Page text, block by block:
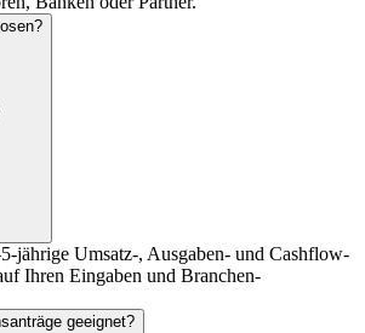
jährige Umsatz-, Ausgaben- und Cashflow-
Ihren Eingaben und Branchen-
geeignet?